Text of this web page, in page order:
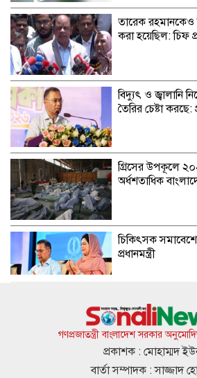
তারেক রহমানকেও
করা হয়েছিল: চিফ
বিদ্যুৎ ও জ্বালানি
তৈরির চেষ্টা করছে:
গ্রিসের উপকূলে
অর্ধশতাধিক
চিকিৎসক
প্রধানমন্ত্রী
সৌদি,পাকিস্তান ও
চুক্তি, নেপথ্যে কি?
গণপ্রজাতন্ত্রী বাংলাদেশ সরকার
প্রকাশক : মোহাম্মদ
বার্তা সম্পাদক : সাজ্জাদ